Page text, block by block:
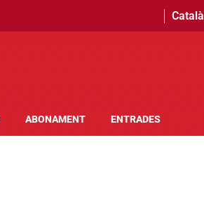
Català
ABONAMENT ENTRADES